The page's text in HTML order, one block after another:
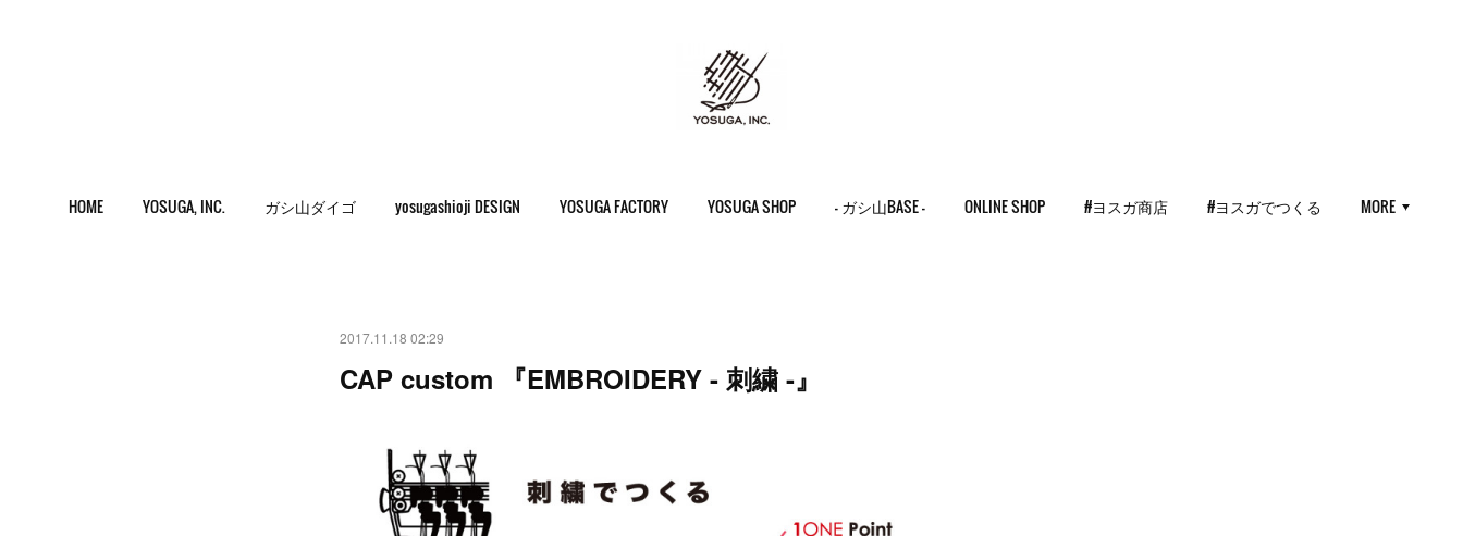
HOME YOSUGA, INC. ガシ山ダイゴ yosugashioji DESIGN YOSUGA FACTORY YOSUGA SHOP - ガシ山BASE - ONLINE SHOP #ヨスガ商店 #ヨスガでつくる MORE
2017.11.18 02:29
CAP custom 『EMBROIDERY - 刺繍 -』